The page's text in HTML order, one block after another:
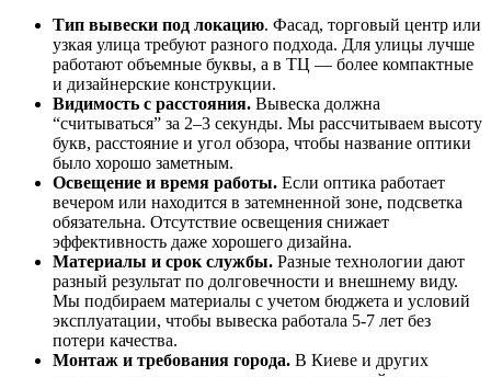
Тип вывески под локацию. Фасад, торговый центр или
узкая улица требуют разного подхода. Для улицы лучше
работают объемные буквы, а в ТЦ — более компактные
и дизайнерские конструкции.
Видимость с расстояния. Вывеска должна
“считываться” за 2–3 секунды. Мы рассчитываем высоту
букв, расстояние и угол обзора, чтобы название оптики
было хорошо заметным.
Освещение и время работы. Если оптика работает
вечером или находится в затемненной зоне, подсветка
обязательна. Отсутствие освещения снижает
эффективность даже хорошего дизайна.
Материалы и срок службы. Разные технологии дают
разный результат по долговечности и внешнему виду.
Мы подбираем материалы с учетом бюджета и условий
эксплуатации, чтобы вывеска работала 5-7 лет без
потери качества.
Монтаж и требования города. В Киеве и других